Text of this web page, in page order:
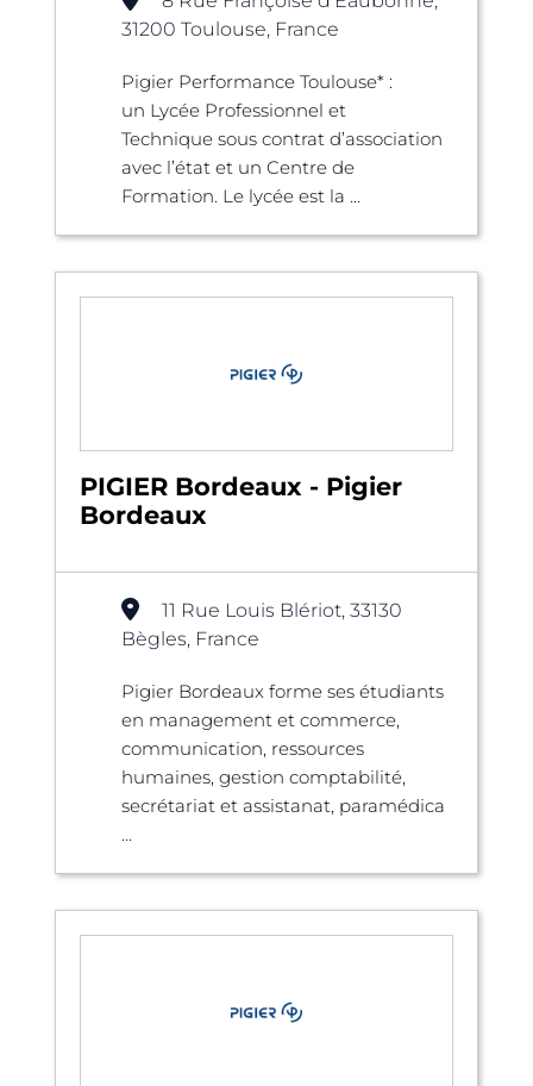
31200 Toulouse, France
Pigier Performance Toulouse* :
un Lycée Professionnel et
Technique sous contrat d’association
avec l’état et un Centre de
Formation. Le lycée est la ...
PIGIER Bordeaux - Pigier
Bordeaux
11 Rue Louis Blériot, 33130
Bègles, France
Pigier Bordeaux forme ses étudiants
en management et commerce,
communication, ressources
humaines, gestion comptabilité,
secrétariat et assistanat, paramédica
...